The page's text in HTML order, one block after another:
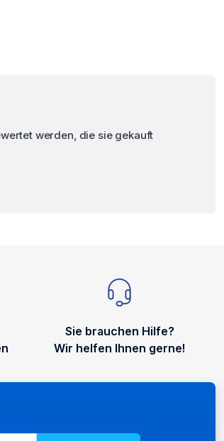
werden, die sie gekauft
Sie brauchen Hilfe?
Wir helfen Ihnen gerne!